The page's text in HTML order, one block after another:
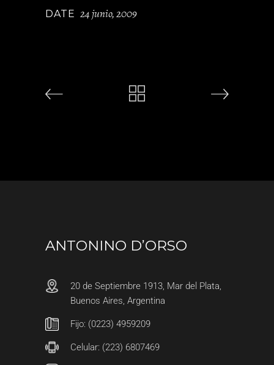
DATE 24 junio, 2009
ANTONINO D’ORSO
20 de Septiembre 1913, Mar del Plata,
Buenos Aires, Argentina
Fijo: (0223) 4959209
Celular: (223) 6807469